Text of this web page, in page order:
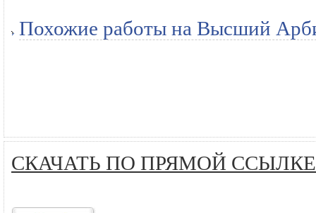
Похожие работы на Высший
СКАЧАТЬ ПО ПРЯМОЙ ССЫЛКЕ